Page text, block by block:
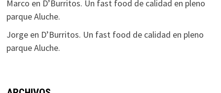
Marco en D’Burritos. Un fast food de calidad en pleno
parque Aluche.
Jorgeen D’Burritos. Un fast food de calidad en pleno
parque Aluche.